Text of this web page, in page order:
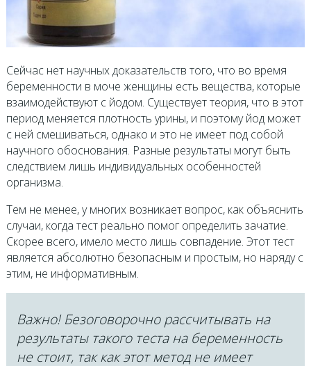
Сейчас нет научных доказательств того, что во время
беременности в моче женщины есть вещества, которые
взаимодействуют с йодом. Существует теория, что в этот
период меняется плотность урины, и поэтому йод может
с ней смешиваться, однако и это не имеет под собой
научного обоснования. Разные результаты могут быть
следствием лишь индивидуальных особенностей
организма.
Тем не менее, у многих возникает вопрос, как объяснить
случаи, когда тест реально помог определить зачатие.
Скорее всего, имело место лишь совпадение. Этот тест
является абсолютно безопасным и простым, но наряду с
этим, не информативным.
Важно! Безоговорочно рассчитывать на
результаты такого теста на беременность
не стоит, так как этот метод не имеет